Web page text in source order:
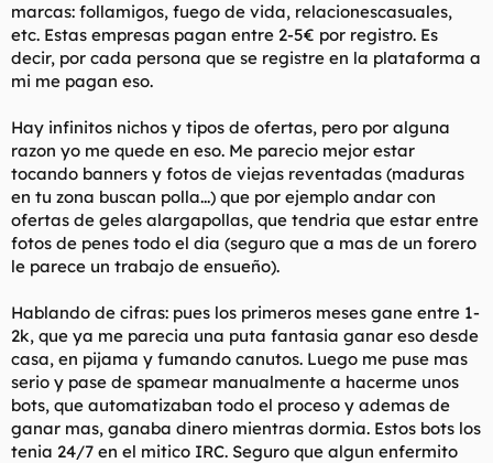
marcas: follamigos, fuego de vida, relacionescasuales,
etc. Estas empresas pagan entre 2-5€ por registro. Es
decir, por cada persona que se registre en la plataforma a
mi me pagan eso.
Hay infinitos nichos y tipos de ofertas, pero por alguna
razon yo me quede en eso. Me parecio mejor estar
tocando banners y fotos de viejas reventadas (maduras
en tu zona buscan polla...) que por ejemplo andar con
ofertas de geles alargapollas, que tendria que estar entre
fotos de penes todo el dia (seguro que a mas de un forero
le parece un trabajo de ensueño).
Hablando de cifras: pues los primeros meses gane entre 1-
2k, que ya me parecia una puta fantasia ganar eso desde
casa, en pijama y fumando canutos. Luego me puse mas
serio y pase de spamear manualmente a hacerme unos
bots, que automatizaban todo el proceso y ademas de
ganar mas, ganaba dinero mientras dormia. Estos bots los
tenia 24/7 en el mitico IRC. Seguro que algun enfermito